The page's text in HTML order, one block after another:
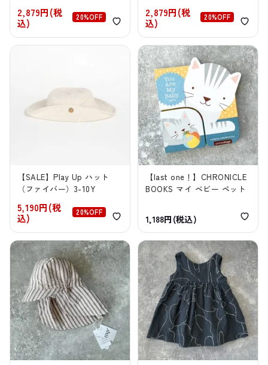
2,879円(税
込)
20%OFF
2,879円(税
込)
20%OFF
【SALE】Play Up ハット
（ファイバー）3-10Y
5,190円(税
込)
20%OFF
【last one！】CHRONICLE
BOOKS マイ ベビー ペット
1,188円(税込)